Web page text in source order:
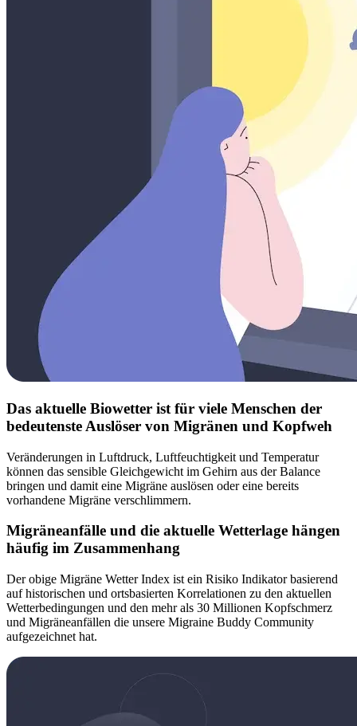
Das aktuelle Biowetter ist für viele Menschen der
bedeutenste Auslöser von Migränen und Kopfweh
Veränderungen in Luftdruck, Luftfeuchtigkeit und Temperatur
können das sensible Gleichgewicht im Gehirn aus der Balance
bringen und damit eine Migräne auslösen oder eine bereits
vorhandene Migräne verschlimmern.
Migräneanfälle und die aktuelle Wetterlage hängen
häufig im Zusammenhang
Der obige Migräne Wetter Index ist ein Risiko Indikator basierend
auf historischen und ortsbasierten Korrelationen zu den aktuellen
Wetterbedingungen und den mehr als 30 Millionen Kopfschmerz
und Migräneanfällen die unsere Migraine Buddy Community
aufgezeichnet hat.